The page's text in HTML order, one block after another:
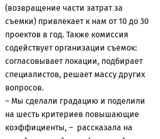
(возвращение части затрат за
съемки) привлекает к нам от 10 до 30
проектов в год. Также комиссия
содействует организации съемок:
согласовывает локации, подбирает
специалистов, решает массу других
вопросов.
– Мы сделали градацию и поделили
на шесть критериев повышающие
коэффициенты, – рассказала на